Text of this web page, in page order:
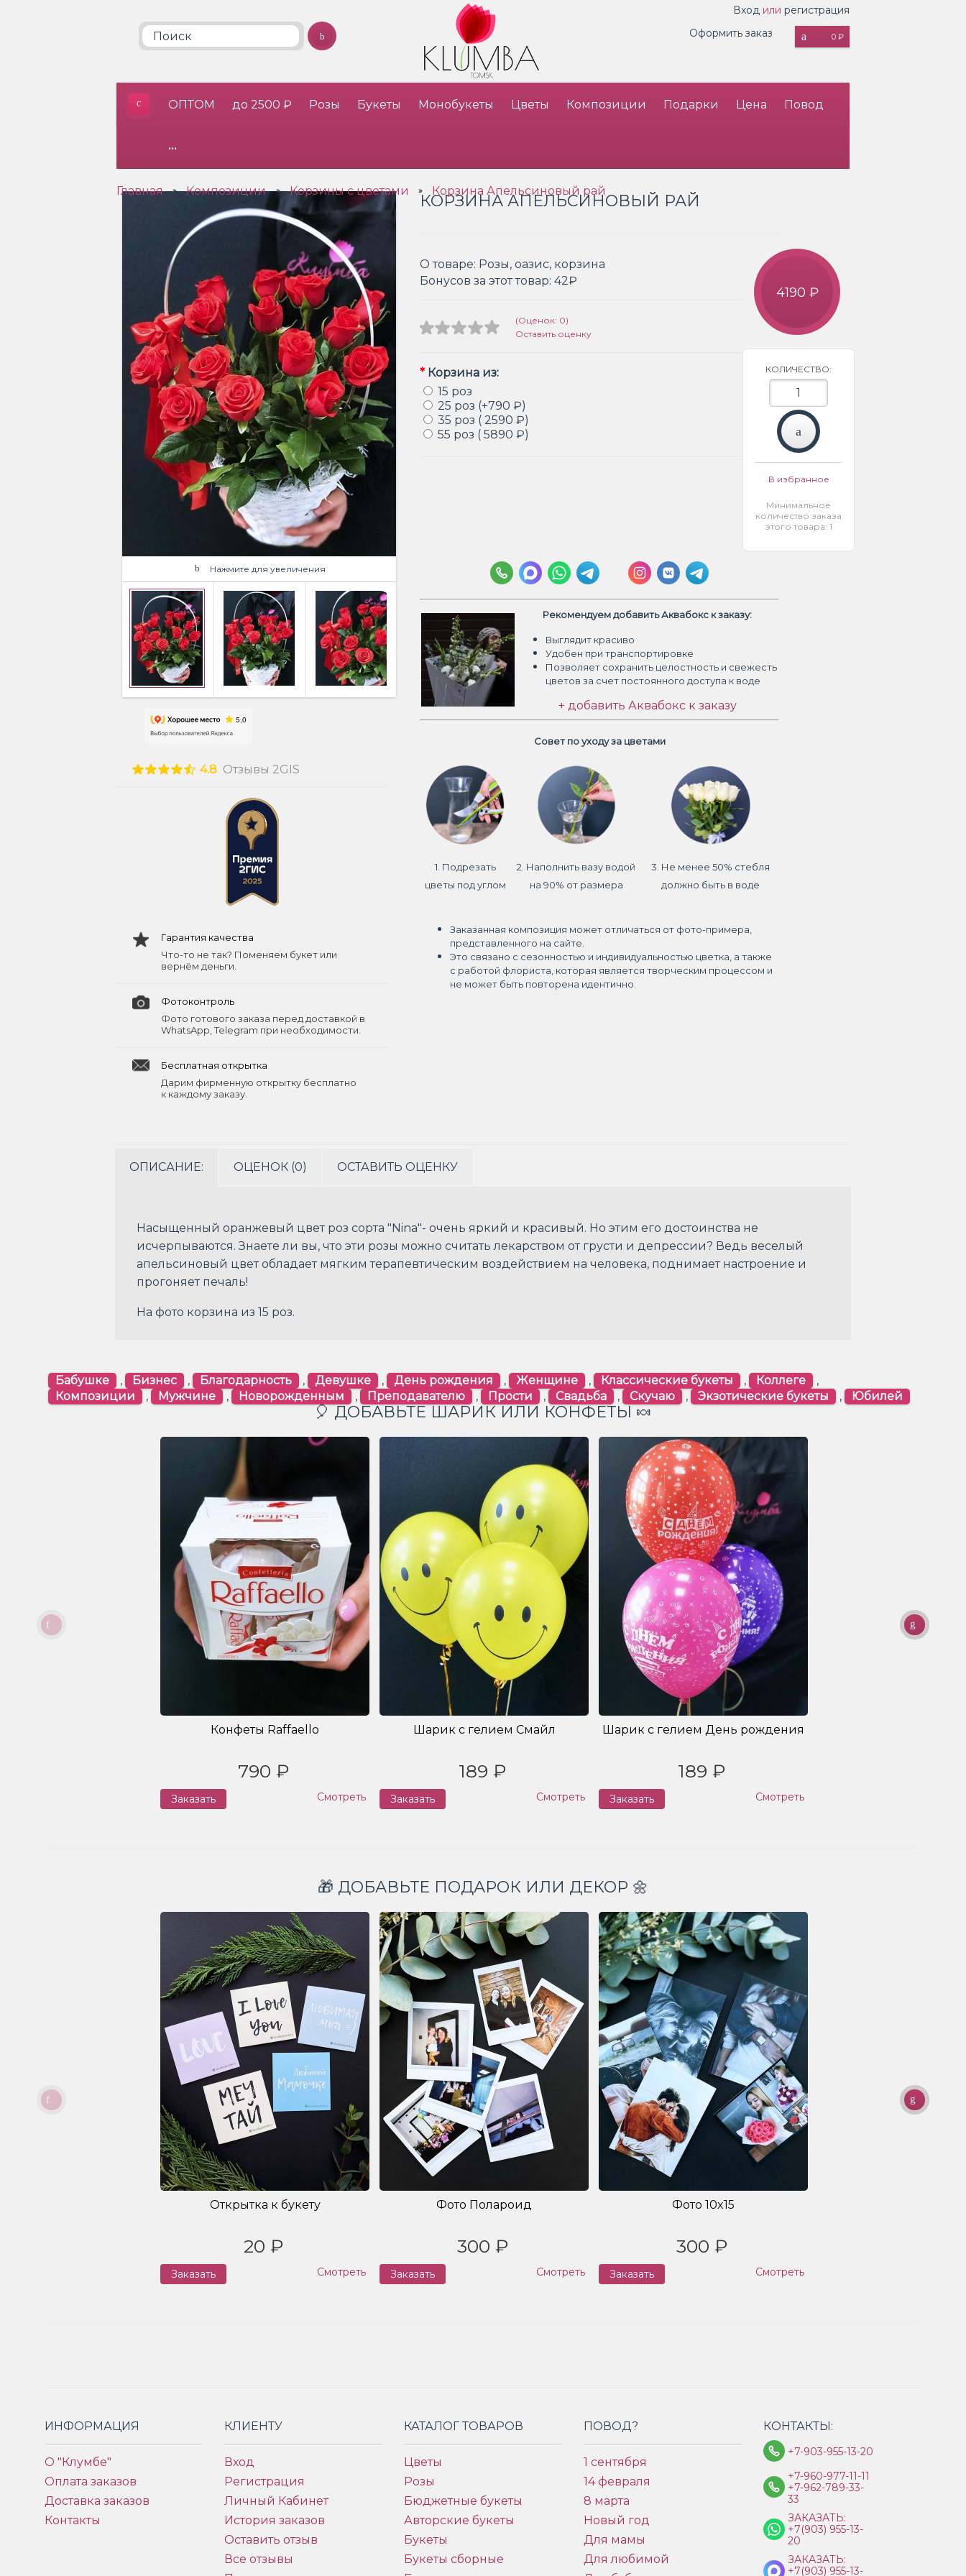
Вход или регистрация
0 ₽
Оформить заказ
ОПТОМ до 2500 ₽ Розы Букеты Монобукеты Цветы Композиции Подарки Цена Повод
•••
Главная » Композиции » Корзины с цветами » Корзина Апельсиновый рай
Нажмите для увеличения
4.8 Отзывы 2GIS
Гарантия качества
Что-то не так? Поменяем букет или
вернём деньги.
Фотоконтроль
Фото готового заказа перед доставкой в
WhatsApp, Telegram при необходимости.
Бесплатная открытка
Дарим фирменную открытку бесплатно
к каждому заказу.
КОРЗИНА АПЕЛЬСИНОВЫЙ РАЙ
О товаре: Розы, оазис, корзина
Бонусов за этот товар: 42₽
(Оценок: 0)
Оставить оценку
* Корзина из:
15 роз
25 роз (+790 ₽)
35 роз ( 2590 ₽)
55 роз ( 5890 ₽)
4190 ₽
КОЛИЧЕСТВО:
В избранное
Минимальное
количество заказа
этого товара: 1
Рекомендуем добавить Аквабокс к заказу:
Выглядит красиво
Удобен при транспортировке
Позволяет сохранить целостность и свежесть
цветов за счет постоянного доступа к воде
+ добавить Аквабокс к заказу
Совет по уходу за цветами
1. Подрезать
цветы под углом
2. Наполнить вазу водой
на 90% от размера
3. Не менее 50% стебля
должно быть в воде
Заказанная композиция может отличаться от фото-примера,
представленного на сайте.
Это связано с сезонностью и индивидуальностью цветка, а также
с работой флориста, которая является творческим процессом и
не может быть повторена идентично.
ОПИСАНИЕ: ОЦЕНОК (0) ОСТАВИТЬ ОЦЕНКУ
Насыщенный оранжевый цвет роз сорта "Nina"- очень яркий и красивый. Но этим его достоинства не
исчерпываются. Знаете ли вы, что эти розы можно считать лекарством от грусти и депрессии? Ведь веселый
апельсиновый цвет обладает мягким терапевтическим воздействием на человека, поднимает настроение и
прогоняет печаль!
На фото корзина из 15 роз.
Бабушке , Бизнес , Благодарность , Девушке , День рождения , Женщине , Классические букеты , Коллеге
,
Композиции
, Мужчине , Новорожденным , Преподавателю , Прости , Свадьба , Скучаю , Экзотические букеты , Юбилей
🎈 ДОБАВЬТЕ ШАРИК ИЛИ КОНФЕТЫ 🍬
Конфеты Raffaello
790 ₽
Заказать Смотреть
Шарик с гелием Смайл
189 ₽
Заказать Смотреть
Шарик с гелием День рождения
189 ₽
Заказать Смотреть
🎁 ДОБАВЬТЕ ПОДАРОК ИЛИ ДЕКОР 🌼
Открытка к букету
20 ₽
Заказать Смотреть
Фото Полароид
300 ₽
Заказать Смотреть
Фото 10x15
300 ₽
Заказать Смотреть
ИНФОРМАЦИЯ
О "Клумбе"
Оплата заказов
Доставка заказов
Контакты
КЛИЕНТУ
Вход
Регистрация
Личный Кабинет
История заказов
Оставить отзыв
Все отзывы
КАТАЛОГ ТОВАРОВ
Цветы
Розы
Бюджетные букеты
Авторские букеты
Букеты
Букеты сборные
ПОВОД?
1 сентября
14 февраля
8 марта
Новый год
Для мамы
Для любимой
КОНТАКТЫ:
+7-903-955-13-20
+7-960-977-11-11
+7-962-789-33-
33
ЗАКАЗАТЬ:
+7(903) 955-13-
20
ЗАКАЗАТЬ:
+7(903) 955-13-